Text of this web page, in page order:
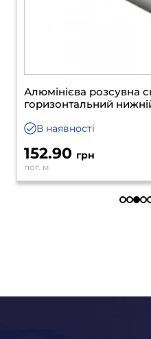
Алюмінієва розсувна
горизонтальний
В наявності
152.90 грн
пог. м